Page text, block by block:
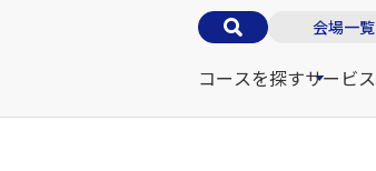
会場一覧
コースを探すサービス